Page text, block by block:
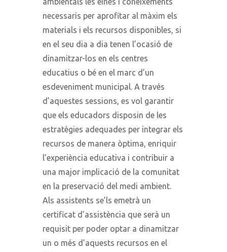
necessaris per aprofitar al màxim els
materials i els recursos disponibles, si
en el seu dia a dia tenen l’ocasió de
dinamitzar-los en els centres
educatius o bé en el marc d’un
esdeveniment municipal. A través
d’aquestes sessions, es vol garantir
que els educadors disposin de les
estratègies adequades per integrar els
recursos de manera òptima, enriquir
l’experiència educativa i contribuir a
una major implicació de la comunitat
en la preservació del medi ambient.
Als assistents se’ls emetrà un
certificat d’assistència que serà un
requisit per poder optar a dinamitzar
un o més d’aquests recursos en el